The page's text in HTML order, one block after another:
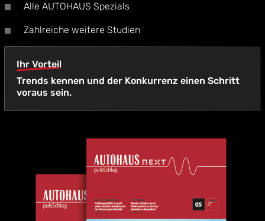
Alle AUTOHAUS Spezials
Zahlreiche weitere Studien
Ihr Vorteil
Trends kennen und der Konkurrenz einen Schritt
voraus sein.